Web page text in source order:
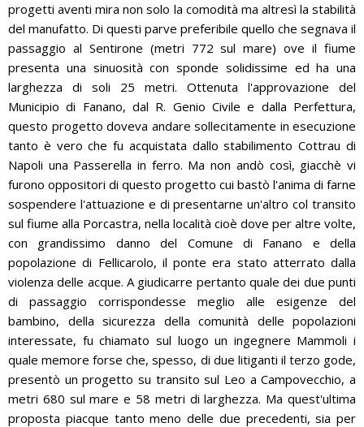
progetti aventi mira non solo la comodità ma altresì la stabilità
del manufatto. Di questi parve preferibile quello che segnava il
passaggio al Sentirone (metri 772 sul mare) ove il fiume
presenta una sinuosità con sponde solidissime ed ha una
larghezza di soli 25 metri. Ottenuta l'approvazione del
Municipio di Fanano, dal R. Genio Civile e dalla Perfettura,
questo progetto doveva andare sollecitamente in esecuzione
tanto è vero che fu acquistata dallo stabilimento Cottrau di
Napoli una Passerella in ferro. Ma non andò così, giacchè vi
furono oppositori di questo progetto cui bastò l'anima di farne
sospendere l'attuazione e di presentarne un'altro col transito
sul fiume alla Porcastra, nella località cioè dove per altre volte,
con grandissimo danno del Comune di Fanano e della
popolazione di Fellicarolo, il ponte era stato atterrato dalla
violenza delle acque. A giudicarre pertanto quale dei due punti
di passaggio corrispondesse meglio alle esigenze del
bambino, della sicurezza della comunità delle popolazioni
interessate, fu chiamato sul luogo un ingegnere Mammoli i
quale memore forse che, spesso, di due litiganti il terzo gode,
presentò un progetto su transito sul Leo a Campovecchio, a
metri 680 sul mare e 58 metri di larghezza. Ma quest'ultima
proposta piacque tanto meno delle due precedenti, sia per